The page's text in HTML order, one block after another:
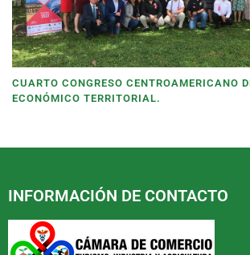
CUARTO CONGRESO CENTROAMERICANO
ECONÓMICO TERRITORIAL.
INFORMACIÓN DE CONTACTO